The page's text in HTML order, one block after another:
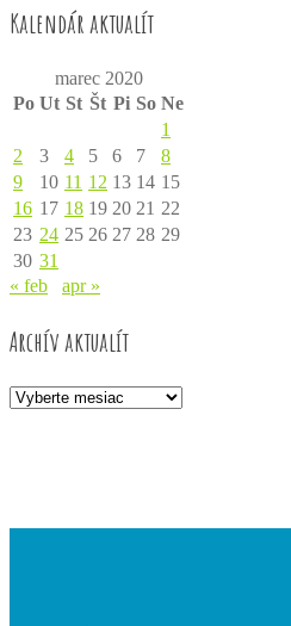
Kalendár aktualít
marec 2020
Po Ut St Št Pi So Ne
1
2
3 4 5 6 7
8
9
10 11 12 13 14 15
16 17 18 19 20 21 22
23 24 25 26 27 28 29
30 31
« feb
apr »
Archív aktualít
Archív